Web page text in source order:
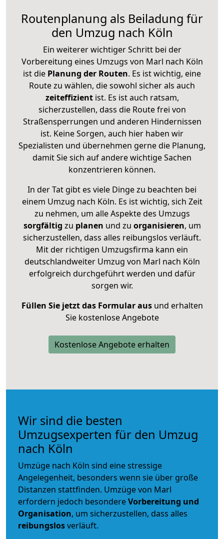
Routenplanung als Beiladung für
den Umzug nach Köln
Ein weiterer wichtiger Schritt bei der
Vorbereitung eines Umzugs von Marl nach Köln
ist die Planung der Routen. Es ist wichtig, eine
Route zu wählen, die sowohl sicher als auch
zeiteffizientist. Es ist auch ratsam,
sicherzustellen, dass die Route frei von
Straßensperrungen und anderen Hindernissen
ist. Keine Sorgen, auch hier haben wir
Spezialisten und übernehmen gerne die Planung,
damit Sie sich auf andere wichtige Sachen
konzentrieren können.
In der Tat gibt es viele Dinge zu beachten bei
einem Umzug nach Köln. Es ist wichtig, sich Zeit
zu nehmen, um alle Aspekte des Umzugs
sorgfältig zu planen und zu organisieren, um
sicherzustellen, dass alles reibungslos verläuft.
Mit der richtigen Umzugsfirma kann ein
deutschlandweiter Umzug von Marl nach Köln
erfolgreich durchgeführt werden und dafür
sorgen wir.
Füllen Sie jetzt das Formular ausund erhalten
Sie kostenlose Angebote
Kostenlose Angebote erhalten
Wir sind die besten
Umzugsexperten für den Umzug
nach Köln
Umzüge nach Köln sind eine stressige
Angelegenheit, besonders wenn sie über große
Distanzen stattfinden. Umzüge von Marl
erfordern jedoch besondereVorbereitung und
Organisation, um sicherzustellen, dass alles
reibungslosverläuft.